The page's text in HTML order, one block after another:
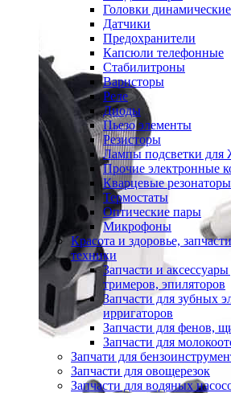
Головки динамические
Датчики
Предохранители
Капсюли телефонные
Стабилитроны
Варисторы
Реле
Диоды
Пьезо элементы
Резисторы
Лампы подсветки
Прочие электронные
Кварцевые резонаторы
Термостаты
Оптические пары
Микрофоны
Красота и здоровье,
техники
Запчасти и
тримеров, эпиляторов
Запчасти для зубных
ирригаторов
Запчасти для фенов,
Запчасти для
Запчати для
Запчасти для овощерезок
Запчасти для водяных